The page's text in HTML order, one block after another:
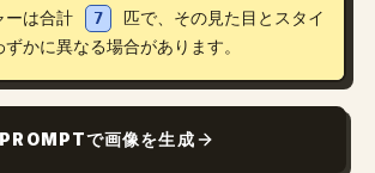
ーは合計
7
匹で、その見た目とスタイ
かに異なる場合があります。
PROMPTで画像を生成